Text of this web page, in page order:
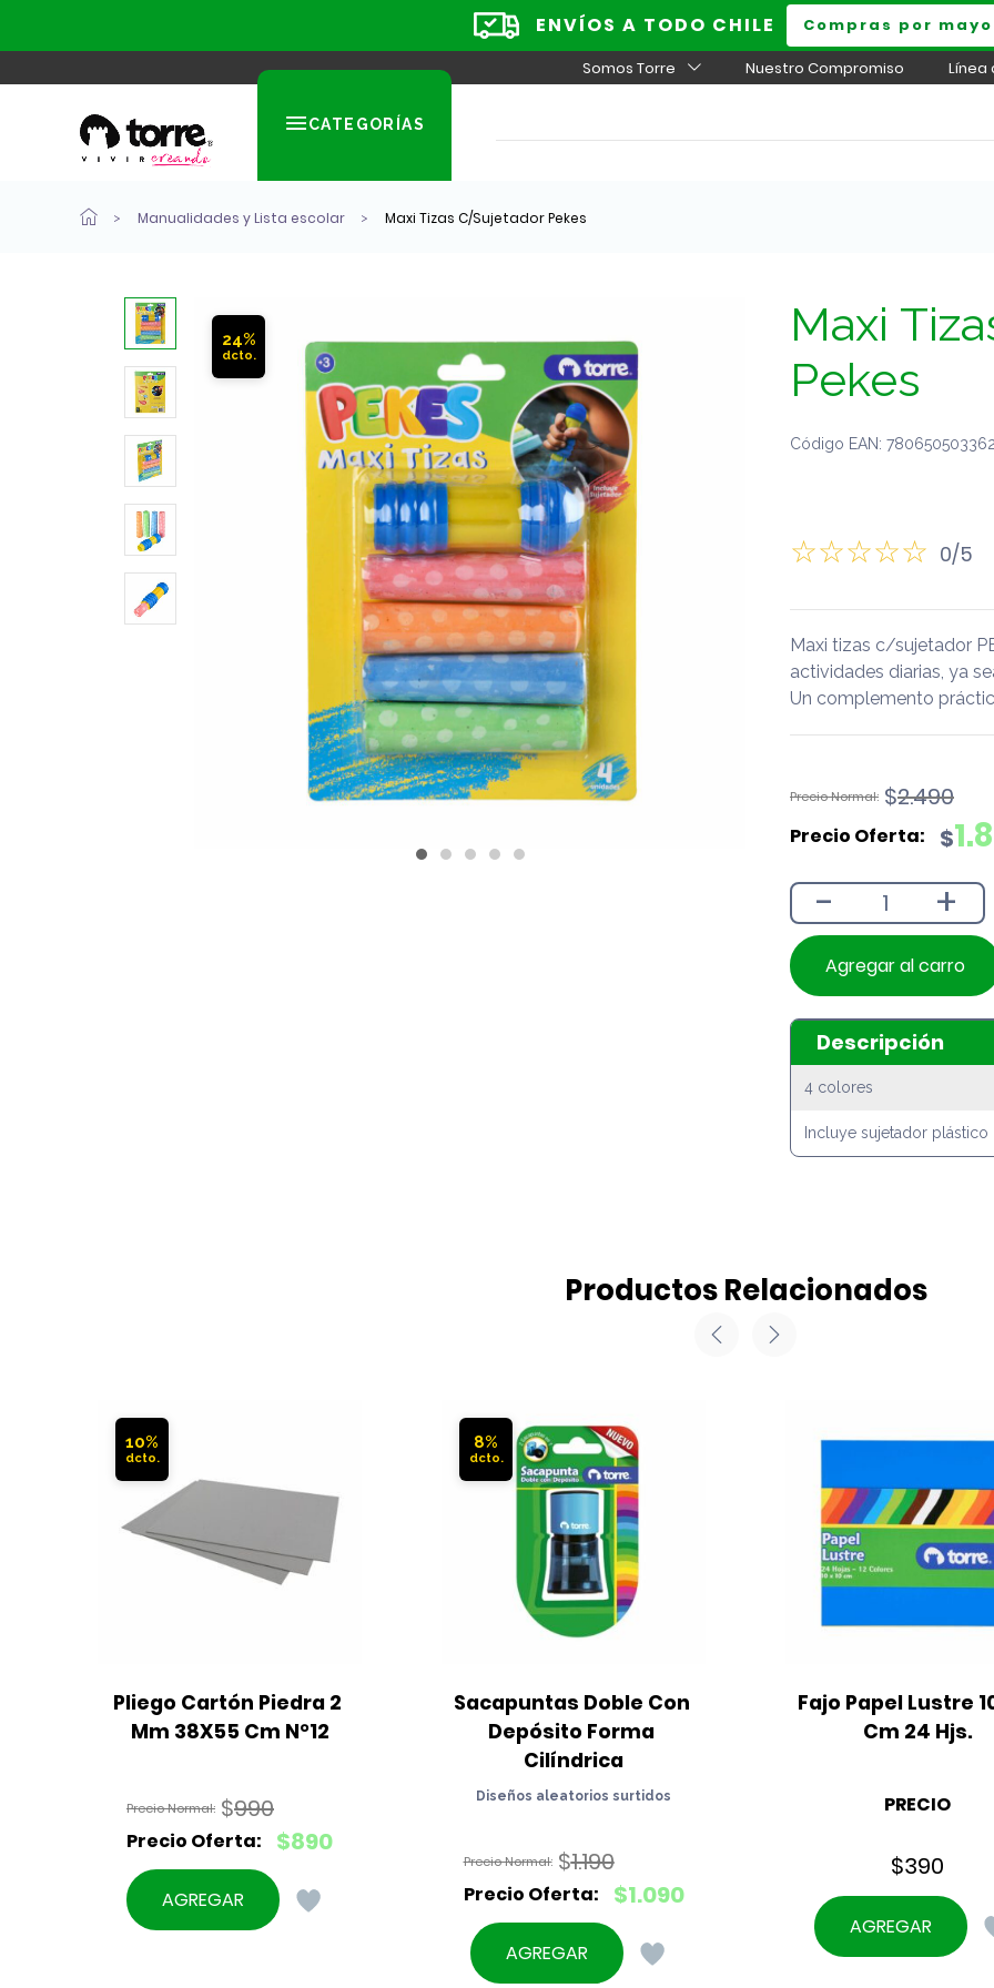
ENVÍOS A TODO CHILE Compras por
Somos Torre Nuestro Compromiso Línea
CATEGORÍAS
Manualidades y Lista escolar Maxi Tizas C/Sujetador Pekes
24%
Maxi
Pekes
Código EAN:
0/5
Maxi tizas c/sujetador
actividades diarias, ya
Un complemento
$2.490
El
original
$2.490.
$
El
actual
$1.890.
- +
Agregar al carro
Descripción
4 colores
Incluye sujetador plástico
Productos Relacionados
10%
Pliego Cartón Piedra 2
Mm 38X55 Cm N°12
$990
El
precio
original
$890
El
precio
actual
AGREGAR
8%
Sacapuntas Doble Con
Depósito Forma
Cilíndrica
Diseños aleatorios surtidos
$1.190
El
precio
original
$1.090
El
precio
actual
AGREGAR
Fajo Papel Lustre
Cm 24 Hjs.
PRECIO
$390
AGREGAR